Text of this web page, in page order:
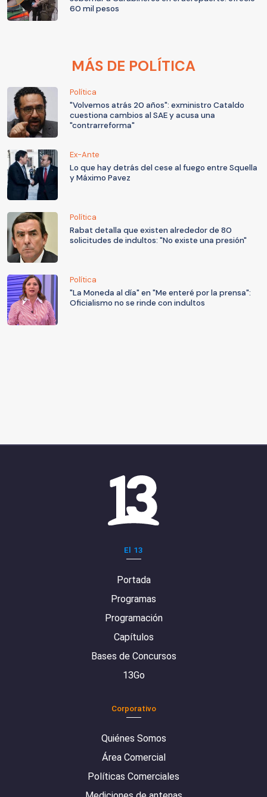
60 mil pesos
MÁS DE POLÍTICA
Política
"Volvemos atrás 20 años": exministro Cataldo
cuestiona cambios al SAE y acusa una
"contrarreforma"
Ex-Ante
Lo que hay detrás del cese al fuego entre Squella
y Máximo Pavez
Política
Rabat detalla que existen alrededor de 80
solicitudes de indultos: "No existe una presión"
Política
"La Moneda al día" en "Me enteré por la prensa":
Oficialismo no se rinde con indultos
El 13
Portada
Programas
Programación
Capítulos
Bases de Concursos
13Go
Corporativo
Quiénes Somos
Área Comercial
Políticas Comerciales